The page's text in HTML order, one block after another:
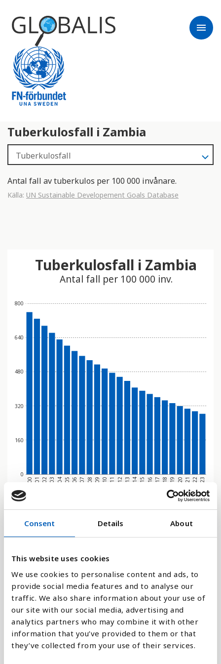
Consent Details About
This website uses cookies
We use cookies to personalise content and ads, to
provide social media features and to analyse our
traffic. We also share information about your use of
our site with our social media, advertising and
analytics partners who may combine it with other
information that you’ve provided to them or that
they’ve collected from your use of their services.
menu
Tuberkulosfall i Zambia
Antal fall av tuberkulos per 100 000 invånare.
Källa: UN Sustainable Developement Goals Database
0
160
320
480
640
800
2000 2001 2002 2003 2004 2005 2006 2007 2008 2009 2010 2011 2012 2013 2014 2015 2016 2017 2018 2019 2020 2021 2022 2023
Tuberkulosfall i Zambia
Antal fall per 100 000 inv.
Stapeldiagram
Jämför med: